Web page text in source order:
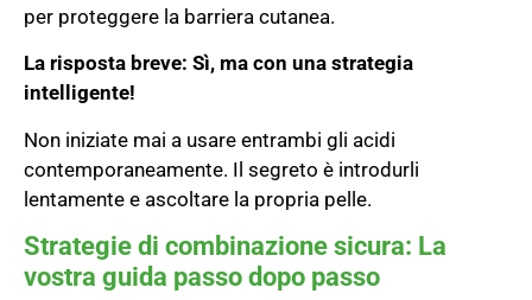
per proteggere la barriera cutanea.
La risposta breve: Sì, ma con una strategia
intelligente!
Non iniziate mai a usare entrambi gli acidi
contemporaneamente. Il segreto è introdurli
lentamente e ascoltare la propria pelle.
Strategie di combinazione sicura: La
vostra guida passo dopo passo